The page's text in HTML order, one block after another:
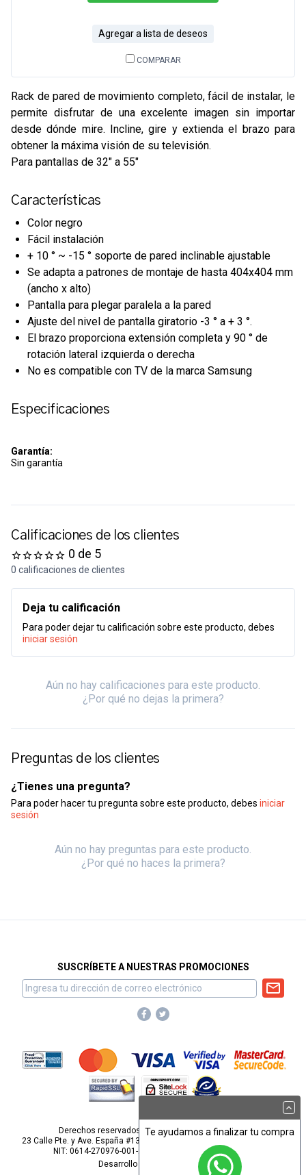
Te ayudamos a finalizar tu compra
Agregar a lista de deseos
COMPARAR
Rack de pared de movimiento completo, fácil de instalar, le
permite disfrutar de una excelente imagen sin importar
desde dónde mire. Incline, gire y extienda el brazo para
obtener la máxima visión de su televisión.
Para pantallas de 32" a 55"
Características
Color negro
Fácil instalación
+ 10 ° ~ -15 ° soporte de pared inclinable ajustable
Se adapta a patrones de montaje de hasta 404x404 mm
(ancho x alto)
Pantalla para plegar paralela a la pared
Ajuste del nivel de pantalla giratorio -3 ° a + 3 °.
El brazo proporciona extensión completa y 90 ° de
rotación lateral izquierda o derecha
No es compatible con TV de la marca Samsung
Especificaciones
Garantía:
Sin garantía
Calificaciones de los clientes
0 de 5
0 calificaciones de clientes
Deja tu calificación
Para poder dejar tu calificación sobre este producto, debes
iniciar sesión
Aún no hay calificaciones para este producto.
¿Por qué no dejas la primera?
Preguntas de los clientes
¿Tienes una pregunta?
Para poder hacer tu pregunta sobre este producto, debes iniciar
sesión
Aún no hay preguntas para este producto.
¿Por qué no haces la primera?
SUSCRÍBETE A NUESTRAS PROMOCIONES
Derechos reservados para Omnisport, S.A. de C.V.
23 Calle Pte. y Ave. España #1313, Barrio San Miguelito, San Salvador.
NIT: 0614-270976-001-2
webmaster@omnisport.com
Desarrollo por
Pop Studios